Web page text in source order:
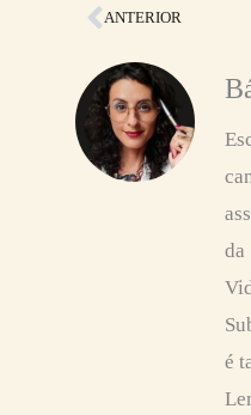
Anterior
ANTERIOR
da
é